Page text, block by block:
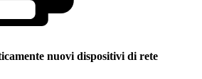
nuovi dispositivi di rete